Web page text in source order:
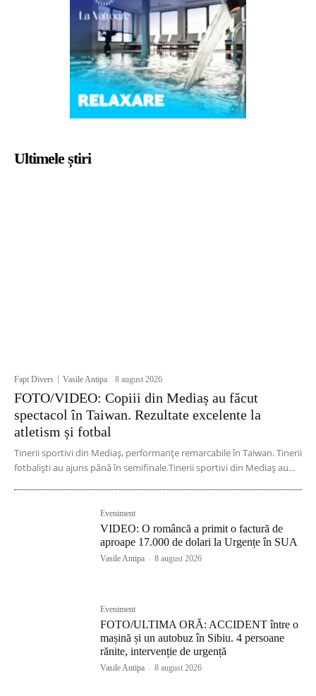
Ultimele știri
Fapt Divers Vasile Antipa -8 august 2026
FOTO/VIDEO: Copiii din Mediaș au făcut
spectacol în Taiwan. Rezultate excelente la
atletism și fotbal
Tinerii sportivi din Mediaș, performanțe remarcabile în Taiwan. Tinerii
fotbaliști au ajuns până în semifinale.Tinerii sportivi din Mediaș au...
Eveniment
VIDEO: O româncă a primit o factură de
aproape 17.000 de dolari la Urgențe în SUA
Vasile Antipa - 8 august 2026
Eveniment
FOTO/ULTIMA ORĂ: ACCIDENT între o
mașină și un autobuz în Sibiu. 4 persoane
rănite, intervenție de urgență
Vasile Antipa - 8 august 2026